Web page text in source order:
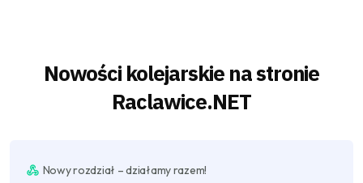
Nowości kolejarskie na stronie
Raclawice.NET
Nowy rozdział – działamy razem!